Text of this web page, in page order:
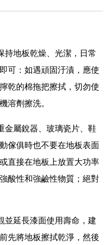
持地板乾燥、光潔，日常
可：如遇頑固汙漬，應使
乾的棉拖把擦拭，切勿使
溶劑擦洗。
金屬銳器、玻璃瓷片、鞋
傢俱時也不要在地板表面
直接在地板上放置大功率
酸性和強鹼性物質；絕對
並延長漆面使用壽命，建
先將地板擦拭乾淨，然後